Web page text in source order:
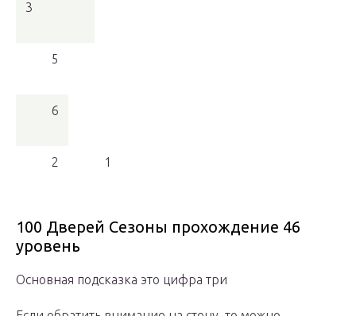
3
5
6
2 1
100 Дверей Сезоны прохождение 46
уровень
Основная подсказка это цифра три